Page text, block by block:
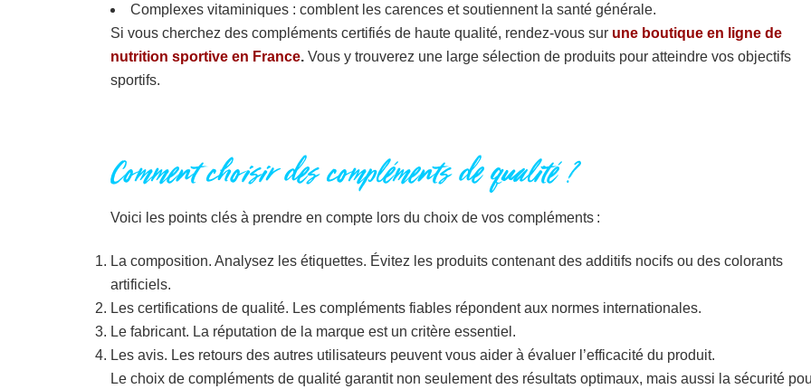
Complexes vitaminiques : comblent les carences et soutiennent la santé générale.
Si vous cherchez des compléments certifiés de haute qualité, rendez-vous sur une boutique en ligne de
nutrition sportive en France. Vous y trouverez une large sélection de produits pour atteindre vos objectifs
sportifs.
Comment choisir des compléments de qualité ?
Voici les points clés à prendre en compte lors du choix de vos compléments :
La composition. Analysez les étiquettes. Évitez les produits contenant des additifs nocifs ou des colorants
artificiels.
Les certifications de qualité. Les compléments fiables répondent aux normes internationales.
Le fabricant. La réputation de la marque est un critère essentiel.
Les avis. Les retours des autres utilisateurs peuvent vous aider à évaluer l’efficacité du produit.
Le choix de compléments de qualité garantit non seulement des résultats optimaux, mais aussi la sécurité